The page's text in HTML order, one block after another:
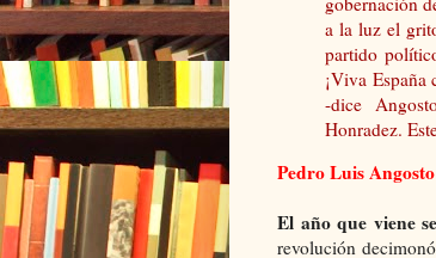
a la luz el
partido
¡Viva España
-dice
Honradez.
Pedro Luis Angosto
El año que viene
revolución